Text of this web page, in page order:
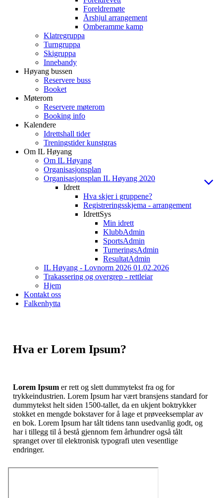
Foreldremøte
Årshjul arrangement
Omberamme kamp
Klatregruppa
Turngruppa
Skigruppa
Innebandy
Høyang bussen
Reservere buss
Booket
Møterom
Reservere møterom
Booking info
Kalendere
Idrettshall tider
Treningstider kunstgras
Om IL Høyang
Om IL Høyang
Organisasjonsplan
Organisasjonsplan IL Høyang 2020
Idrett
Hva skjer i gruppene?
Registreringsskjema - arrangement
IdrettSys
Min idrett
KlubbAdmin
SportsAdmin
TurneringsAdmin
ResultatAdmin
IL Høyang - Lovnorm 2026 01.02.2026
Trakassering og overgrep - rettleiar
Hjem
Kontakt oss
Falkenhytta
Hva er Lorem Ipsum?
Lorem Ipsum er rett og slett dummytekst fra og for
trykkeindustrien. Lorem Ipsum har vært bransjens standard for
dummytekst helt siden 1500-tallet, da en ukjent boktrykker
stokket en mengde bokstaver for å lage et prøveeksemplar av
en bok. Lorem Ipsum har tålt tidens tann usedvanlig godt, og
har i tillegg til å bestå gjennom fem århundrer også tålt
spranget over til elektronisk typografi uten vesentlige
endringer.